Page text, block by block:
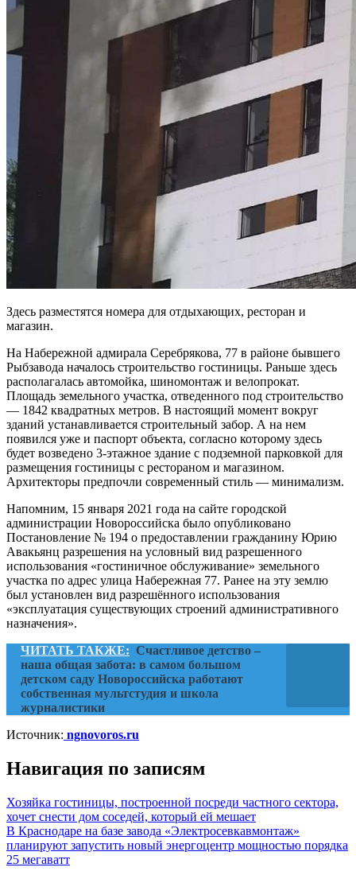
Здесь разместятся номера для отдыхающих, ресторан и
магазин.
На Набережной адмирала Серебрякова, 77 в районе бывшего
Рыбзавода началось строительство гостиницы. Раньше здесь
располагалась автомойка, шиномонтаж и велопрокат.
Площадь земельного участка, отведенного под строительство
— 1842 квадратных метров. В настоящий момент вокруг
зданий устанавливается строительный забор. А на нем
появился уже и паспорт объекта, согласно которому здесь
будет возведено 3-этажное здание с подземной парковкой для
размещения гостиницы с рестораном и магазином.
Архитекторы предпочли современный стиль — минимализм.
Напомним, 15 января 2021 года на сайте городской
администрации Новороссийска было опубликовано
Постановление № 194 о предоставлении гражданину Юрию
Авакьянц разрешения на условный вид разрешенного
использования «гостиничное обслуживание» земельного
участка по адрес улица Набережная 77. Ранее на эту землю
был установлен вид разрешённого использования
«эксплуатация существующих строений административного
назначения».
ЧИТАТЬ ТАКЖЕ: Счастливое детство –
наша общая забота: в самом большом
детском саду Новороссийска работают
собственная мультстудия и школа
журналистики
Источник: ngnovoros.ru
Навигация по записям
Хозяйка гостиницы, построенной посреди частного сектора,
хочет снести дом соседей, который ей мешает
В Краснодаре на базе завода «Электросевкавмонтаж»
планируют запустить новый энергоцентр мощностью порядка
25 мегаватт